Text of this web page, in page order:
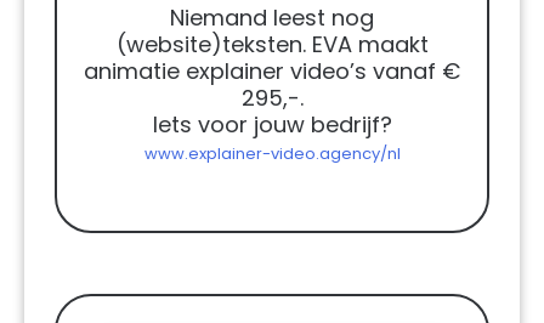
Niemand leest nog
(website)teksten. EVA maakt
animatie explainer video’s vanaf €
295,-.
Iets voor jouw bedrijf?
www.explainer-video.agency/nl